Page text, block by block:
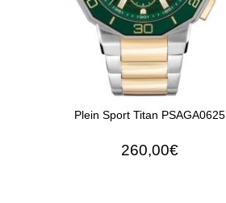
Plein Sport Titan PSAGA0625
260,00€